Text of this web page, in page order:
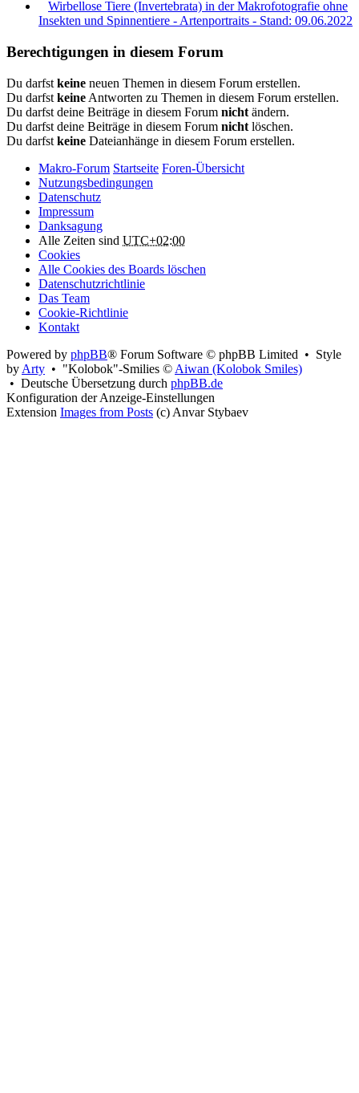
Wirbellose Tiere (Invertebrata) in der Makrofotografie ohne
Insekten und Spinnentiere - Artenportraits - Stand: 09.06.2022
Berechtigungen in diesem Forum
Du darfst keine neuen Themen in diesem Forum erstellen.
Du darfst keine Antworten zu Themen in diesem Forum erstellen.
Du darfst deine Beiträge in diesem Forum nicht ändern.
Du darfst deine Beiträge in diesem Forum nicht löschen.
Du darfst keine Dateianhänge in diesem Forum erstellen.
Makro-Forum Startseite Foren-Übersicht
Nutzungsbedingungen
Datenschutz
Impressum
Danksagung
Alle Zeiten sind UTC+02:00
Cookies
Alle Cookies des Boards löschen
Datenschutzrichtlinie
Das Team
Cookie-Richtlinie
Kontakt
Powered by phpBB® Forum Software © phpBB Limited • Style
by Arty • "Kolobok"-Smilies © Aiwan (Kolobok Smiles)
• Deutsche Übersetzung durch phpBB.de
Konfiguration der Anzeige-Einstellungen
Extension Images from Posts (c) Anvar Stybaev